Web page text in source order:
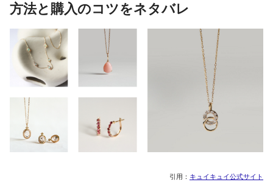
方法と購入のコツをネタバレ
引用： キュイキュイ公式サイト